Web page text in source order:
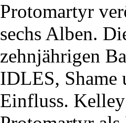
Protomartyr
sechs Alben.
zehnjährigen
IDLES, Shame
Einfluss.